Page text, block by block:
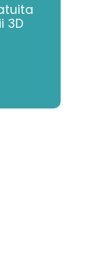
3D